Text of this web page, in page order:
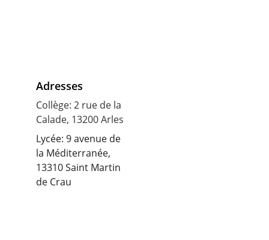
Adresses
Collège: 2 rue de la
Calade, 13200 Arles
Lycée: 9 avenue de
la Méditerranée,
13310 Saint Martin
de Crau